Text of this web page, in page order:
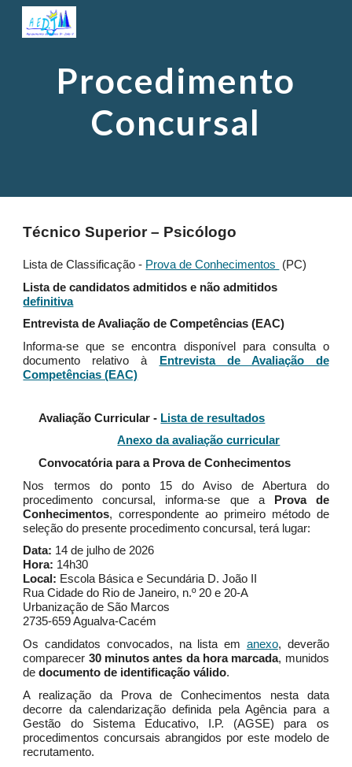
Skip to main content
Procedimento
Concursal
Técnico Superior – Psicólogo
Lista de Classificação - Prova de Conhecimentos
(PC)
Lista de candidatos admitidos e não admitidos
definitiva
Entrevista de Avaliação de Competências (EAC)
Informa‑se que se encontra disponível para consulta o
documento relativo à
Entrevista de Avaliação de
Competências (EAC)
Avaliação Curricular - Lista de resultados
Anexo da avaliação curricular
Convocatória para a Prova de Conhecimentos
Nos termos do ponto 15 do Aviso de Abertura do
procedimento concursal, informa-se que a Prova de
Conhecimentos, correspondente ao primeiro método de
seleção do presente procedimento concursal, terá lugar:
Data: 14 de julho de 2026
Hora: 14h30
Local: Escola Básica e Secundária D. João II
Rua Cidade do Rio de Janeiro, n.º 20 e 20-A
Urbanização de São Marcos
2735-659 Agualva-Cacém
Os candidatos convocados, na lista em anexo, deverão
comparecer 30 minutos antes da hora marcada, munidos
dedocumento de identificação válido.
A realização da Prova de Conhecimentos nesta data
decorre da calendarização definida pela Agência para a
Gestão do Sistema Educativo, I.P. (AGSE) para os
procedimentos concursais abrangidos por este modelo de
recrutamento.